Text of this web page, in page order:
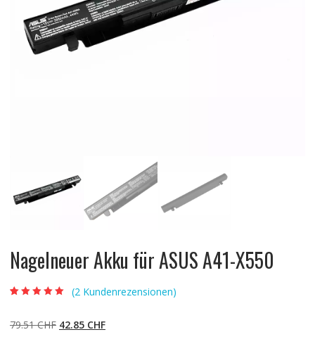
Nagelneuer Akku für ASUS A41-X550
basierend auf
Kundenbewertun
(2 Kundenrezensionen)
79.51CHF Ursprünglicher
42.85 CHFAktueller